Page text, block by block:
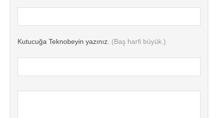
Kutucuğa Teknobeyin yazınız. (Baş harfi büyük.)